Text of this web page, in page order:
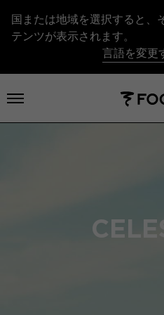
国または地域を選択すると、
テンツが表示されます。
言語を変更
メニューを開く